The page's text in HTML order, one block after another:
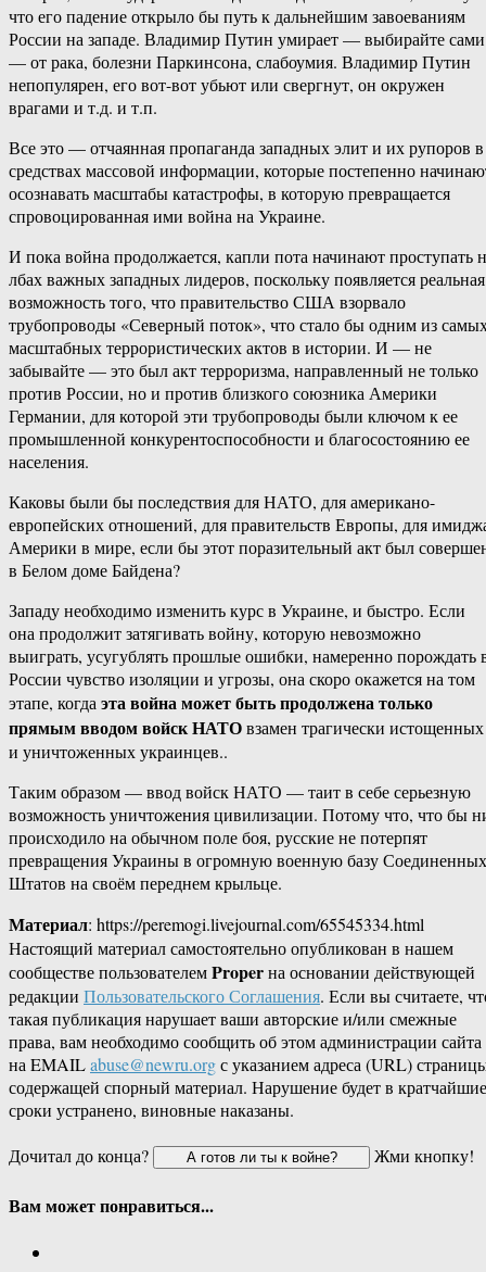
что его падение открыло бы путь к дальнейшим завоеваниям
России на западе. Владимир Путин умирает — выбирайте сами
— от рака, болезни Паркинсона, слабоумия. Владимир Путин
непопулярен, его вот-вот убьют или свергнут, он окружен
врагами и т.д. и т.п.
Все это — отчаянная пропаганда западных элит и их рупоров в
средствах массовой информации, которые постепенно
осознавать масштабы катастрофы, в которую превращается
спровоцированная ими война на Украине.
И пока война продолжается, капли пота начинают проступать
лбах важных западных лидеров, поскольку появляется реальная
возможность того, что правительство США взорвало
трубопроводы «Северный поток», что стало бы одним из
масштабных террористических актов в истории. И — не
забывайте — это был акт терроризма, направленный не только
против России, но и против близкого союзника Америки
Германии, для которой эти трубопроводы были ключом к ее
промышленной конкурентоспособности и благосостоянию ее
населения.
Каковы были бы последствия для НАТО, для американо-
европейских отношений, для правительств Европы, для
Америки в мире, если бы этот поразительный акт был
в Белом доме Байдена?
Западу необходимо изменить курс в Украине, и быстро. Если
она продолжит затягивать войну, которую невозможно
выиграть, усугублять прошлые ошибки, намеренно порождать
России чувство изоляции и угрозы, она скоро окажется на том
этапе, когдаэта война может быть продолжена только
прямым вводом войск НАТОвзамен трагически истощенных
и уничтоженных украинцев..
Таким образом — ввод войск НАТО — таит в себе серьезную
возможность уничтожения цивилизации. Потому что, что бы
происходило на обычном поле боя, русские не потерпят
превращения Украины в огромную военную базу Соединенных
Штатов на своём переднем крыльце.
Материал: https://peremogi.livejournal.com/65545334.html
Настоящий материал самостоятельно опубликован в нашем
сообществе пользователемProperна основании действующей
редакции Пользовательского Соглашения. Если вы считаете,
такая публикация нарушает ваши авторские и/или смежные
права, вам необходимо сообщить об этом администрации сайта
на EMAILabuse@newru.orgс указанием адреса (URL)
содержащей спорный материал. Нарушение будет в кратчайшие
сроки устранено, виновные наказаны.
Дочитал до конца?
Жми кнопку!
Вам может понравиться...